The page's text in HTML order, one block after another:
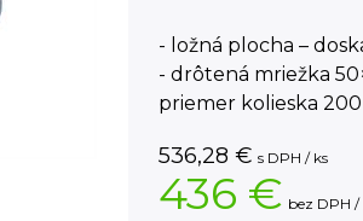
- ložná plocha –
- drôtená mriežka
priemer kolieska
536,28 € s DPH / ks
436 € bez DPH /